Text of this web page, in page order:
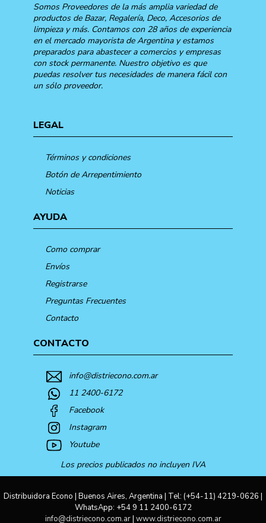
Somos Proveedores de la más amplia variedad de
productos de Bazar, Regalería, Deco, Accesorios de
limpieza y más. Contamos con 28 años de experiencia
en el mercado mayorista de Argentina y estamos
preparados para abastecer a comercios y empresas
con stock permanente. Nuestro objetivo es que
puedas resolver tus necesidades de manera fácil con
un sólo proveedor.
LEGAL
Términos y condiciones
Botón de Arrepentimiento
Noticias
AYUDA
Como comprar
Envíos
Registrarse
Preguntas Frecuentes
Contacto
CONTACTO
info@distriecono.com.ar
11 2400-6172
Facebook
Instagram
Youtube
Los precios publicados no incluyen IVA
Distribuidora Econo | Buenos Aires, Argentina | Tel: (+54-11) 4219-0626 |
WhatsApp: +54 9 11 2400-6172
info@distriecono.com.ar| www.distriecono.com.ar